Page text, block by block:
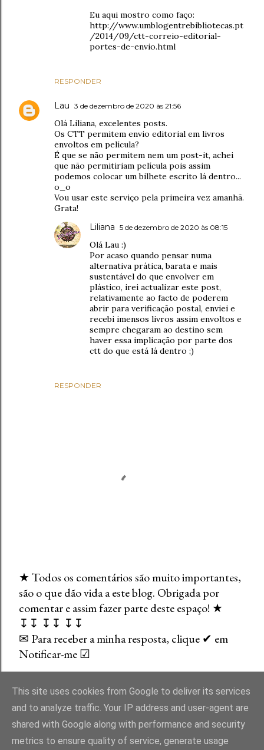
RESPONDER
Eu aqui mostro como faço:
http://www.umblogentrebibliotecas.pt
/2014/09/ctt-correio-editorial-
portes-de-envio.html
Lau 3 de dezembro de 2020 às 21:56
Olá Liliana, excelentes posts.
Os CTT permitem envio editorial em livros
envoltos em película?
É que se não permitem nem um post-it, achei
que não permitiriam película pois assim
podemos colocar um bilhete escrito lá dentro...
o_o
Vou usar este serviço pela primeira vez amanhã.
Grata!
RESPONDER
Liliana 5 de dezembro de 2020 às 08:15
Olá Lau :)
Por acaso quando pensar numa
alternativa prática, barata e mais
sustentável do que envolver em
plástico, irei actualizar este post,
relativamente ao facto de poderem
abrir para verificação postal, enviei e
recebi imensos livros assim envoltos e
sempre chegaram ao destino sem
haver essa implicação por parte dos
ctt do que está lá dentro ;)
E
n
v
i
a
r
u
m
c
o
m
★ Todos os comentários são muito importantes,
são o que dão vida a este blog. Obrigada por
comentar e assim fazer parte deste espaço! ★
↧↧ ↧↧ ↧↧
✉ Para receber a minha resposta, clique ✔ em
Notificar-me ☑
Com tecnologia do Blogger
This site uses cookies from Google to deliver its services
and to analyze traffic. Your IP address and user-agent are
shared with Google along with performance and security
metrics to ensure quality of service, generate usage